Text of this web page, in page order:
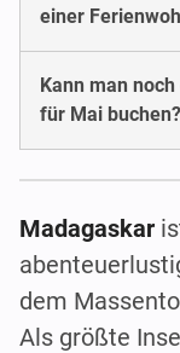
einer
Kann man
für Mai buchen?
Madagaskar
dem
Als größte